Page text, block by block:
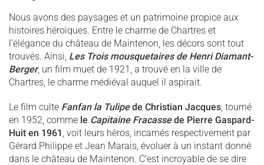
Nous avons des paysages et un patrimoine propice aux
histoires héroïques. Entre le charme de Chartres et
l’élégance du château de Maintenon, les décors sont tout
trouvés. Ainsi, Les Trois mousquetaires de Henri Diamant-
Berger, un film muet de 1921, a trouvé en la ville de
Chartres, le charme médiéval auquel il aspirait.
Le film culte Fanfan la Tulipede Christian Jacques , tourné
en 1952, comme le Capitaine Fracassede Pierre Gaspard-
Huit en 1961 , voit leurs héros, incarnés respectivement par
Gérard Philippe et Jean Marais, évoluer à un instant donné
dans le château de Maintenon. C’est incroyable de se dire